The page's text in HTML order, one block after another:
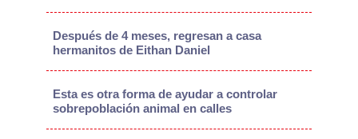
Después de 4 meses, regresan a casa
hermanitos de Eithan Daniel
Esta es otra forma de ayudar a controlar
sobrepoblación animal en calles